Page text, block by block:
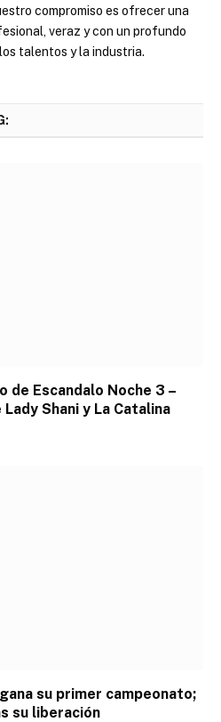
compromiso es ofrecer una
veraz y con un profundo
talentos y la industria.
de Escandalo Noche 3 –
Shani y La Catalina
su primer campeonato;
su liberación